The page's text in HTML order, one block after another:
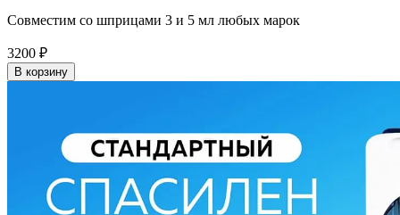
Совместим со шприцами 3 и 5 мл любых марок
3200 ₽
В корзину